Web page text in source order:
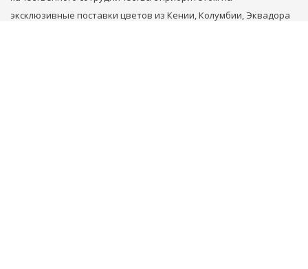
эксклюзивные поставки цветов из Кении, Колумбии, Эквадора